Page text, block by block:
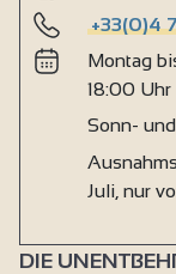
+33(0)4
Montag
18:00 Uhr
Sonn-
Juli, nur
DIE